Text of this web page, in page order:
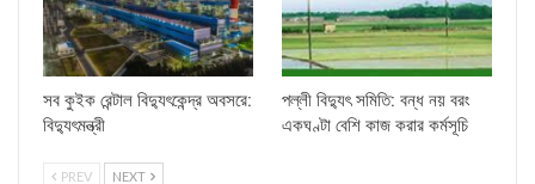
সব কুইক রেন্টাল বিদ্যুৎকেন্দ্র অবসরে:
বিদ্যুৎমন্ত্রী
পল্লী বিদ্যুৎ সমিতি: বন্ধ নয় বরং
একঘণ্টা বেশি কাজ করার কর্মসূচি
PREV NEXT